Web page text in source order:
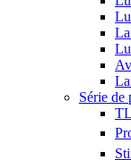
Série de